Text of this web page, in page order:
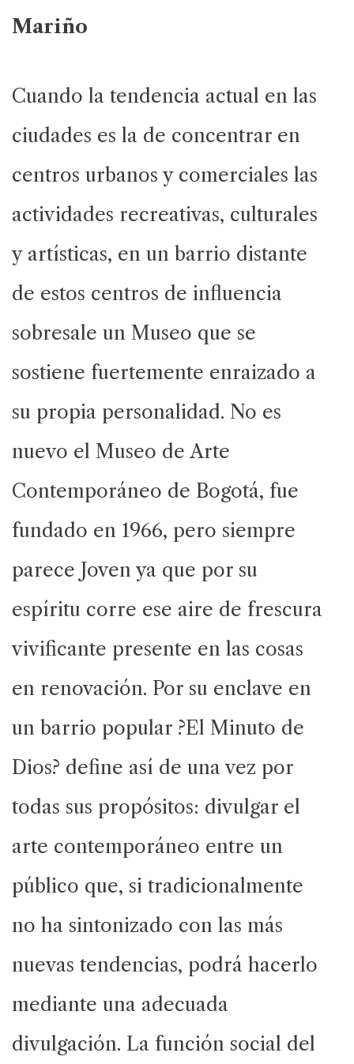
Mariño
Cuando la tendencia actual en las
ciudades es la de concentrar en
centros urbanos y comerciales las
actividades recreativas, culturales
y artísticas, en un barrio distante
de estos centros de influencia
sobresale un Museo que se
sostiene fuertemente enraizado a
su propia personalidad. No es
nuevo el Museo de Arte
Contemporáneo de Bogotá, fue
fundado en 1966, pero siempre
parece Joven ya que por su
espíritu corre ese aire de frescura
vivificante presente en las cosas
en renovación. Por su enclave en
un barrio popular ?El Minuto de
Dios? define así de una vez por
todas sus propósitos: divulgar el
arte contemporáneo entre un
público que, si tradicionalmente
no ha sintonizado con las más
nuevas tendencias, podrá hacerlo
mediante una adecuada
divulgación. La función social del